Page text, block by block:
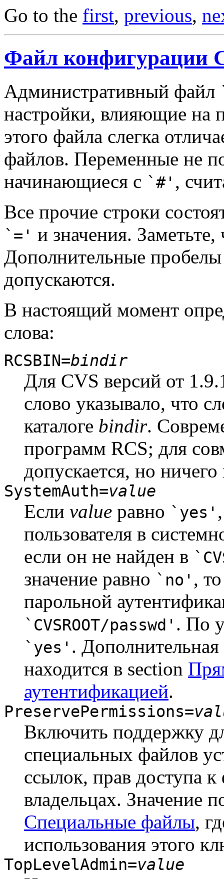
Go to the first, previous,
Файл конфигурации
Административный файл
настройки, влияющие на
этого файла слегка
файлов. Переменные не
начинающиеся с `#' ,
Все прочие строки
`=' и значения. Заметьте,
Дополнительные
допускаются.
В настоящий момент
слова:
RCSBIN=bindir
Для CVS версий от
слово указывало, что
каталоге bindir.
программ RCS; для
допускается, но ничего
SystemAuth=value
Если value равно `yes'
пользователя в
если он не найден в
значение равно `no' ,
парольной
`CVSROOT/passwd' . По
`yes' .
находится в section
аутентификацией.
PreservePermissions=
Включить поддержку
специальных файлов
ссылок, прав доступа
владельцах. Значение
Специальные файлы,
использования этого
TopLevelAdmin=value